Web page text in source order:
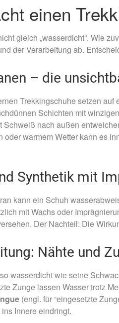
einen
gleich „wasserdicht“. Wie
der Verarbeitung ab.
– die
Trekkingschuhe setzen auf
Schichten mit
Schweiß nach außen
oder warmem Wetter kann es
Synthetik mit
kann ein Schuh
mit Wachs oder
Der Nachteil: Die
Nähte und
wasserdicht wie seine
Zunge lassen Wasser trotz
(engl. für “eingesetzte
Innere eindringt.